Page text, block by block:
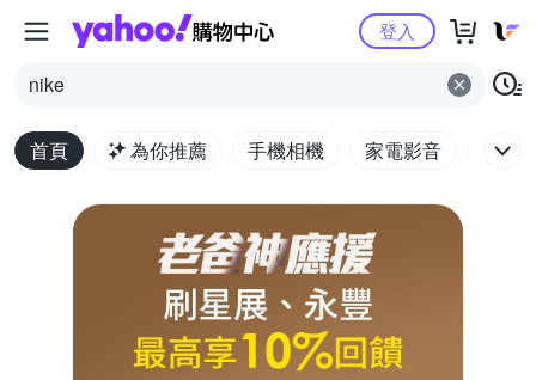
Yahoo購物中心
nike
登入
首頁 為你推薦 手機相機 家電影音 電腦